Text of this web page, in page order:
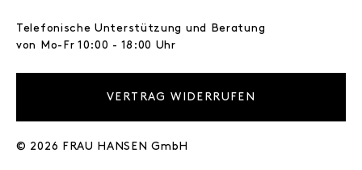
Telefonische Unterstützung und Beratung
von Mo-Fr 10:00 - 18:00 Uhr
VERTRAG WIDERRUFEN
© 2026 FRAU HANSEN GmbH